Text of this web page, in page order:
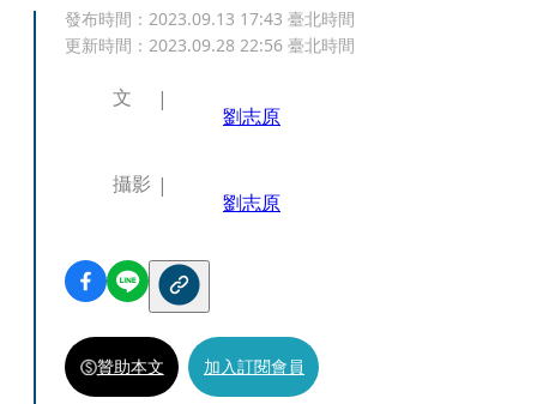
發布時間： 2023.09.13 17:43 臺北時間
更新時間： 2023.09.28 22:56 臺北時間
文
劉志原
攝影
劉志原
贊助本文 加入訂閱會員